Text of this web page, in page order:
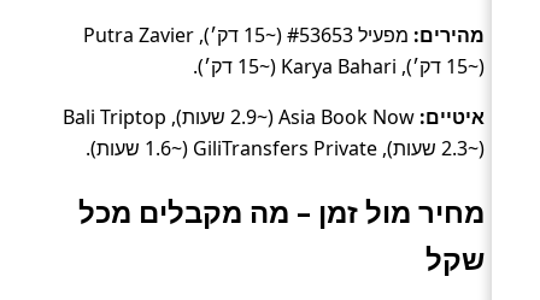
מהירים:
מפעיל #53653 (~15 דק׳), Putra Zavier
(~15 דק׳), Karya Bahari (~15 דק׳).
איטיים:
Asia Book Now (~2.9 שעות), Bali Triptop
(~2.3 שעות), GiliTransfers Private (~1.6 שעות).
מחיר מול זמן – מה מקבלים מכל
שקל